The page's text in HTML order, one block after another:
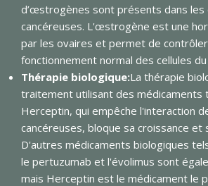
d’œstrogènes sont présents dans les
cancéreuses. L'œstrogène est une
par les ovaires et permet de
fonctionnement normal des cellules
Thérapie biologique:La thérapie
traitement utilisant des médicaments
Herceptin, qui empêche l'interaction
cancéreuses, bloque sa croissance et
D'autres médicaments biologiques
le pertuzumab et l'évolimus sont
mais Herceptin est le médicament le